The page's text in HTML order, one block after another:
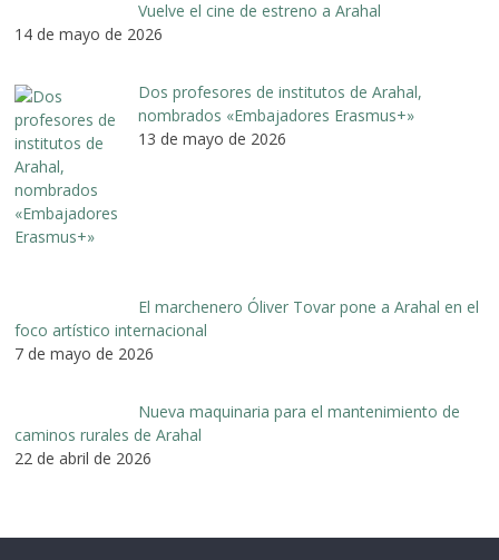
Vuelve el cine de estreno a Arahal
14 de mayo de 2026
Dos profesores de institutos de Arahal,
nombrados «Embajadores Erasmus+»
13 de mayo de 2026
El marchenero Óliver Tovar pone a Arahal en el
foco artístico internacional
7 de mayo de 2026
Nueva maquinaria para el mantenimiento de
caminos rurales de Arahal
22 de abril de 2026